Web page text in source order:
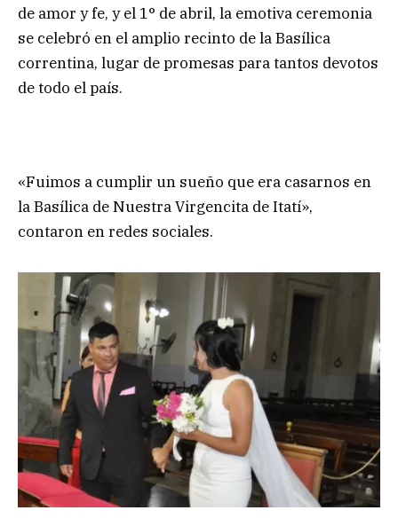
de amor y fe, y el 1° de abril, la emotiva ceremonia
se celebró en el amplio recinto de la Basílica
correntina, lugar de promesas para tantos devotos
de todo el país.
«Fuimos a cumplir un sueño que era casarnos en
la Basílica de Nuestra Virgencita de Itatí»,
contaron en redes sociales.